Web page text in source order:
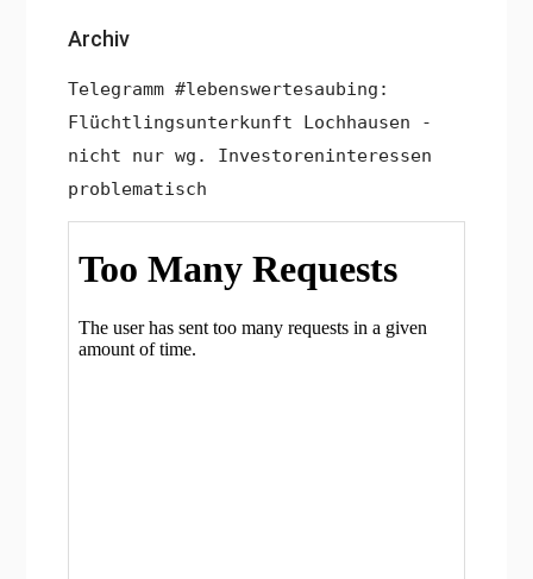
Archiv
Telegramm #lebenswertesaubing:
Flüchtlingsunterkunft Lochhausen -
nicht nur wg. Investoreninteressen
problematisch